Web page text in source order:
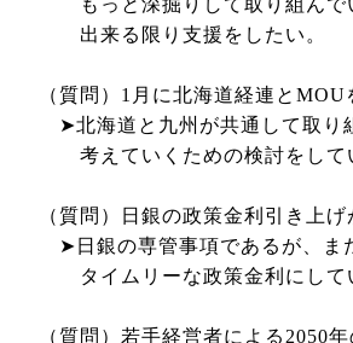
もっと深掘りして取り組んで
出来る限り支援をしたい。
（質問）1月に北海道経連と
➤北海道と九州が共通して取り
考えていくための検討をして
（質問）日銀の政策金利引き上
➤日銀の専管事項であるが、ま
タイムリーな政策金利にして
（質問）若手経営者による2050